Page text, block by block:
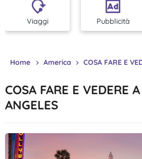
Viaggi Pubblicità
Home America COSA FARE E
COSA FARE E VEDERE
ANGELES